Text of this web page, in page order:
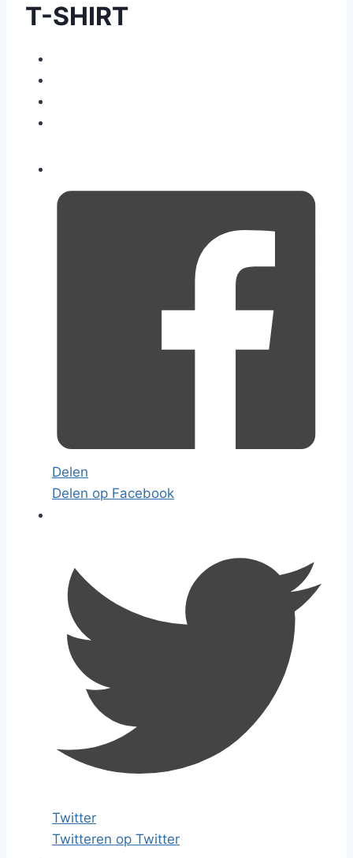
T-SHIRT
Delen
Delen op Facebook
Twitter
Twitteren op Twitter